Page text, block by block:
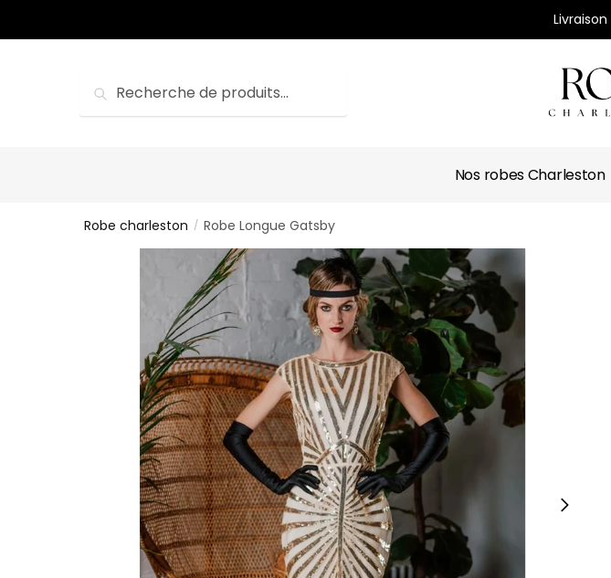
Livraison
pour :
Recherche
Nos robes Charleston
Robe charleston / Robe Longue Gatsby